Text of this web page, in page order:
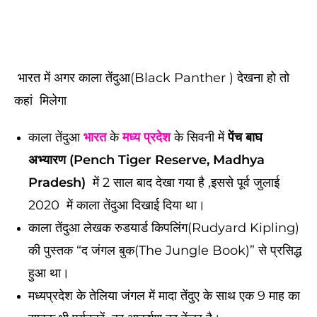
भारत में अगर काला तेंदुआ(Black Panther ) देखना हो तो
कहां मिलेगा
काला तेंदुआभारतकेमध्य प्रदेशके सिवनी मेंपेंच बाघ
अभ्यारण (Pench Tiger Reserve, Madhya
Pradesh) में 2 साल बाद देखा गया है ,इससे पूर्व जुलाई
2020 में काला तेंदुआ दिखाई दिया था।
काला तेंदुआ लेखक रुडयार्ड किपलिंग(Rudyard Kipling)
की पुस्तक “द जंगल बुक(The Jungle Book)” से प्रसिद्ध
हुआ था।
मध्यप्रदेश के तेलिया जंगल में मादा तेंदुए के साथ एक 9 माह का